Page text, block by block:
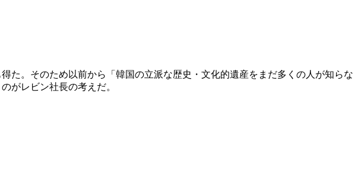
た。そのため以前から「韓国の立派な歴史・文化的遺産をまだ多くの人が知らな
がレビン社長の考えだ。